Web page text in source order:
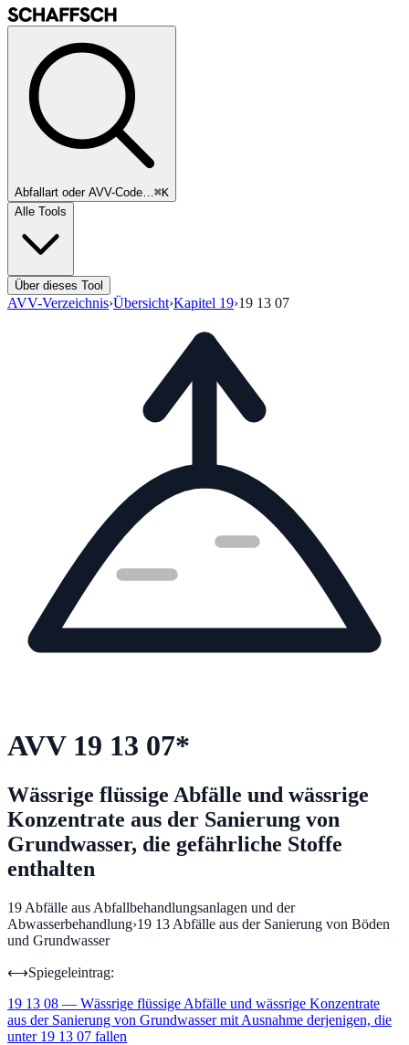
Abfallart oder AVV-Code…⌘K
Alle Tools
Über dieses Tool
AVV-Verzeichnis›Übersicht›Kapitel 19›19 13 07
AVV 19 13 07*
Wässrige flüssige Abfälle und wässrige
Konzentrate aus der Sanierung von
Grundwasser, die gefährliche Stoffe
enthalten
19 Abfälle aus Abfallbehandlungsanlagen und der
Abwasserbehandlung›19 13 Abfälle aus der Sanierung von Böden
und Grundwasser
⟷Spiegeleintrag:
19 13 08 — Wässrige flüssige Abfälle und wässrige Konzentrate
aus der Sanierung von Grundwasser mit Ausnahme derjenigen, die
unter 19 13 07 fallen